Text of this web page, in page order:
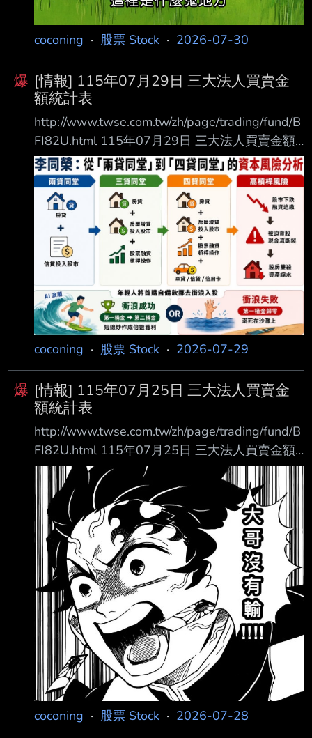
coconing · 股票 Stock · 2026-07-30
爆 [情報] 115年07月29日 三大法人買賣金
額統計表
http://www.twse.com.tw/zh/page/trading/fund/B
FI82U.html 115年07月29日 三大法人買賣金額
統計表 單位名稱 買進金額(億元) 賣出金額(億元)
買賣差額(億元) 自營商(自行買賣) 145.00
155.23 自營商(避險) 666.46 842.22 投 信
226.24 135.30 +90.93 外資及陸資 4614.45
4836.97 外資自營商 0 0 0
===================================
====
coconing · 股票 Stock · 2026-07-29
爆 [情報] 115年07月25日 三大法人買賣金
額統計表
http://www.twse.com.tw/zh/page/trading/fund/B
FI82U.html 115年07月25日 三大法人買賣金額
統計表 單位名稱 買進金額(億元) 賣出金額(億元)
買賣差額(億元) 自營商(自行買賣) 58.21 70.48
自營商(避險) 521.63 826.67 投 信 191.22
167.69 +23.53 外資及陸資 2868.11 3743.74
外資自營商 0 0 0
===================================
======
coconing · 股票 Stock · 2026-07-28